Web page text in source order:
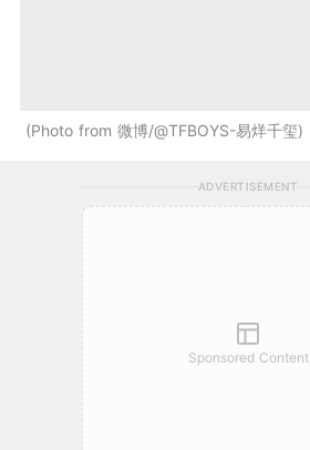
Photo from 微博/@TFBOYS-易烊千玺
ADVERTISEMENT
Sponsored Content